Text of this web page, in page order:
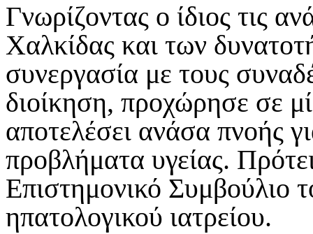
Γνωρίζοντας ο ίδιος τις
Χαλκίδας και των
συνεργασία με τους
διοίκηση, προχώρησε σε
αποτελέσει ανάσα πνοής
προβλήματα υγείας.
Επιστημονικό Συμβούλιο
ηπατολογικού ιατρείου.